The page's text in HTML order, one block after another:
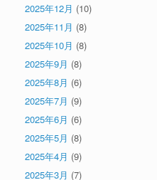
2025年12月 (10)
2025年11月 (8)
2025年10月 (8)
2025年9月 (8)
2025年8月 (6)
2025年7月 (9)
2025年6月 (6)
2025年5月 (8)
2025年4月 (9)
2025年3月 (7)